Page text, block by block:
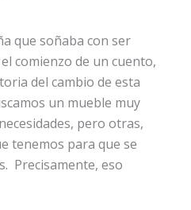
que soñaba con ser
comienzo de un cuento,
del cambio de esta
un mueble muy
pero otras,
tenemos para que se
Precisamente, eso